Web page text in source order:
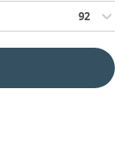
92